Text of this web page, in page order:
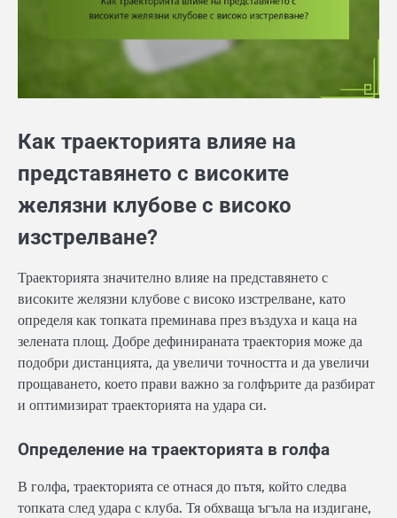
Как траекторията влияе на
представянето с високите
желязни клубове с високо
изстрелване?
Траекторията значително влияе на представянето с
високите желязни клубове с високо изстрелване, като
определя как топката преминава през въздуха и каца на
зелената площ. Добре дефинираната траектория може да
подобри дистанцията, да увеличи точността и да увеличи
прощаването, което прави важно за голфърите да разбират
и оптимизират траекторията на удара си.
Определение на траекторията в голфа
В голфа, траекторията се отнася до пътя, който следва
топката след удара с клуба. Тя обхваща ъгъла на издигане,